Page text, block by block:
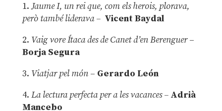
1.Jaume I, un rei que, com els herois, plorava,
però també liderava – Vicent Baydal
2. Vaig vore Ítaca des de Canet d’en Berenguer–
Borja Segura
3. Viatjar pel món – Gerardo León
4. La lectura perfecta per a les vacances –Adrià
Mancebo